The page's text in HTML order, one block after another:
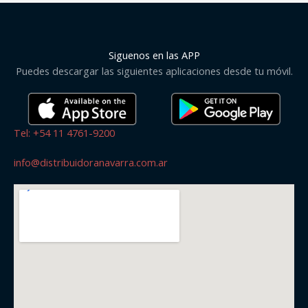
Siguenos en las APP
Puedes descargar las siguientes aplicaciones desde tu móvil.
Tel: +54 11 4761-9200
info@distribuidoranavarra.com.ar